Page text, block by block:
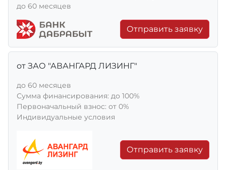
до 60 месяцев
Отправить заявку
от ЗАО "АВАНГАРД ЛИЗИНГ"
до 60 месяцев
Сумма финансирования: до 100%
Первоначальный взнос: от 0%
Индивидуальные условия
Отправить заявку